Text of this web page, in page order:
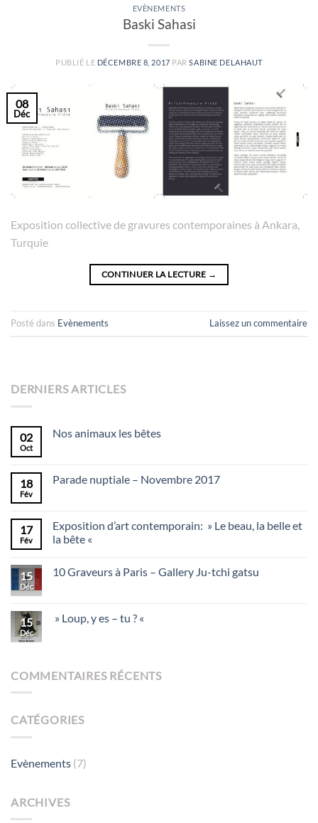
EVÈNEMENTS
Baski Sahasi
PUBLIÉ LE DÉCEMBRE 8, 2017 PARSABINE DELAHAUT
08
Déc
Exposition collective de gravures contemporaines à Ankara,
Turquie
CONTINUER LA LECTURE →
Posté dans Evènements Laissez un commentaire
DERNIERS ARTICLES
02
Oct
Nos animaux les bêtes
18
Fév
Parade nuptiale – Novembre 2017
17
Fév
Exposition d’art contemporain: » Le beau, la belle et
la bête «
15
Déc
10 Graveurs à Paris – Gallery Ju-tchi gatsu
15
Déc
» Loup, y es – tu ? «
COMMENTAIRES RÉCENTS
CATÉGORIES
Evènements (7)
ARCHIVES